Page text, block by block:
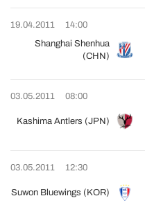
19.04.2011
14:00
Shanghai Shenhua
(CHN)
03.05.2011 08:00
Kashima Antlers (JPN)
03.05.2011 12:30
Suwon Bluewings (KOR)